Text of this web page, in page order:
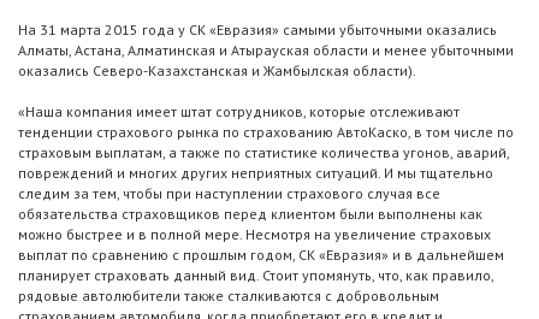
На 31 марта 2015 года у СК «Евразия» самыми убыточными оказались
Алматы, Астана, Алматинская и Атырауская области и менее убыточными
оказались Северо-Казахстанская и Жамбылская области).
«Наша компания имеет штат сотрудников, которые отслеживают
тенденции страхового рынка по страхованию АвтоКаско, в том числе по
страховым выплатам, а также по статистике количества угонов, аварий,
повреждений и многих других неприятных ситуаций. И мы тщательно
следим за тем, чтобы при наступлении страхового случая все
обязательства страховщиков перед клиентом были выполнены как
можно быстрее и в полной мере. Несмотря на увеличение страховых
выплат по сравнению с прошлым годом, СК «Евразия» и в дальнейшем
планирует страховать данный вид. Стоит упомянуть, что, как правило,
рядовые автолюбители также сталкиваются с добровольным